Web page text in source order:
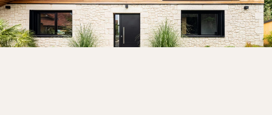
Frente
Terraza
Piscina